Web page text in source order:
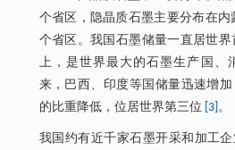
个省区，隐晶质石墨主要分布在内
个省区。我国石墨储量一直居世界
上，是世界最大的石墨生产国、
来，巴西、印度等国储量迅速增
的比重降低，位居世界第三位 [3] 。
我国约有近千家石墨开采和加工企